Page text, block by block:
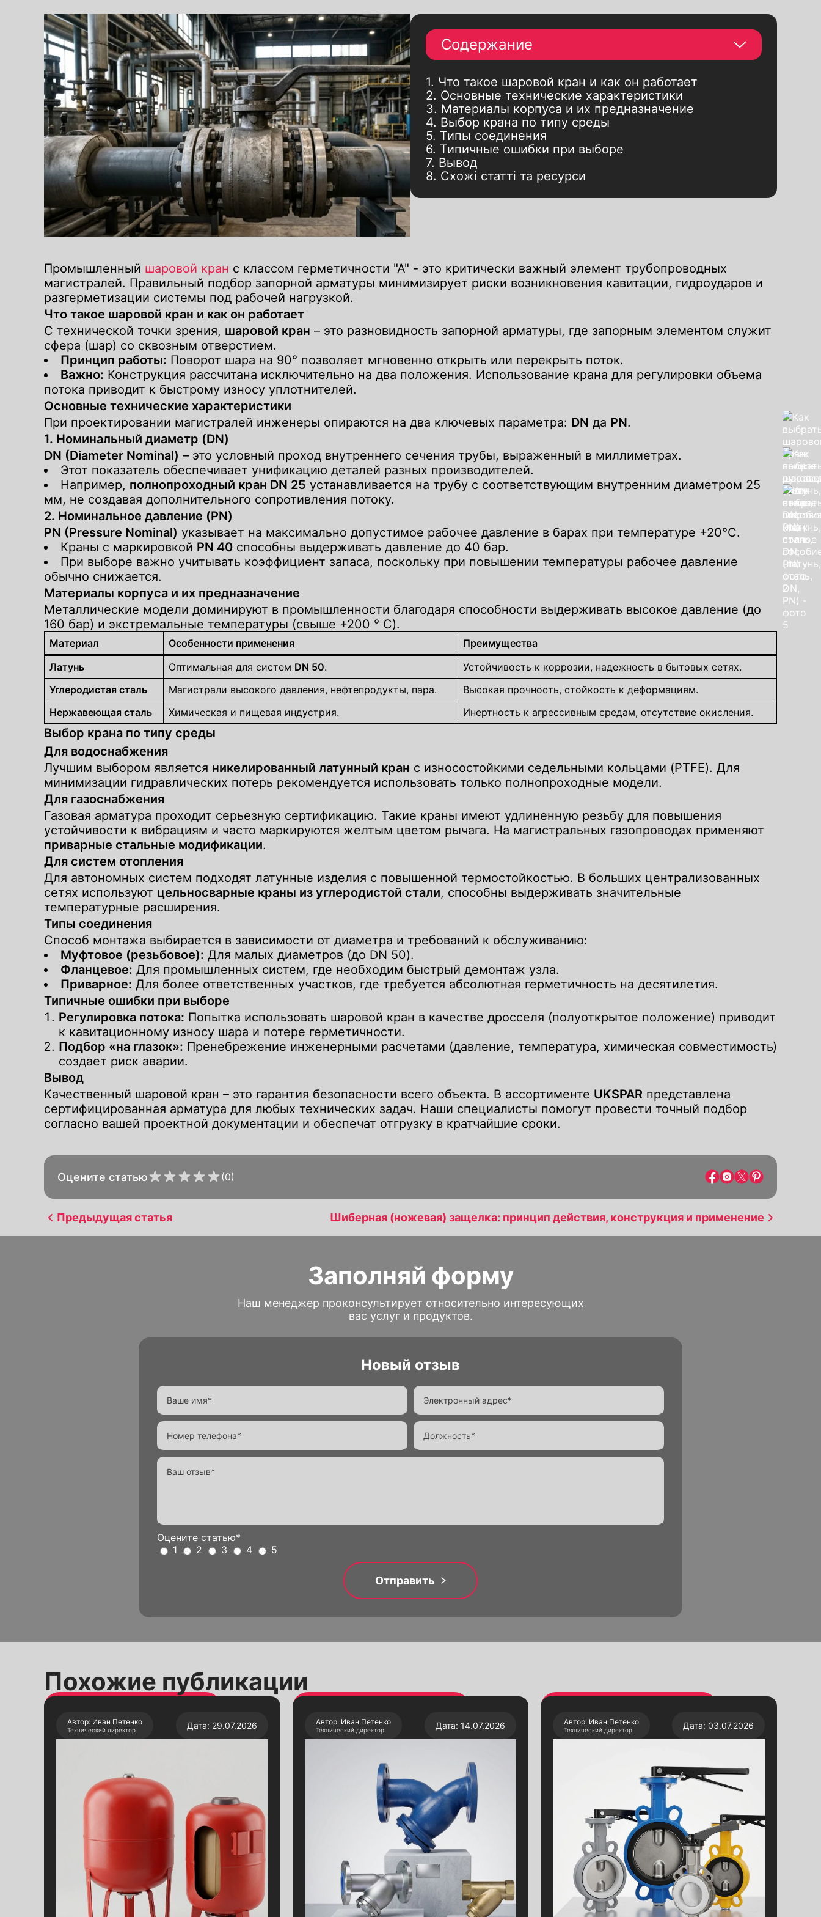
Затворы "Баттерфляй"
комплектация червячным
редуктором
Затворы "Баттерфляй" с конечными
сигнализаторами
Краны шаровые
Краны шаровые латунные
Краны шаровые комплектация
электроприводом
Пневмоприводы
Редукторы червячные
Электромагнитные клапаны
Фитинги резьбовые
Детали к трубопроводу
Фланцы
Содержание
1. Что такое шаровой кран и как он работает
2. Основные технические характеристики
3. Материалы корпуса и их предназначение
4. Выбор крана по типу среды
5. Типы соединения
6. Типичные ошибки при выборе
7. Вывод
8. Схожі статті та ресурси
Промышленный шаровой кран с классом герметичности "А" - это критически важный элемент трубопроводных
магистралей. Правильный подбор запорной арматуры минимизирует риски возникновения кавитации, гидроударов и
разгерметизации системы под рабочей нагрузкой.
Что такое шаровой кран и как он работает
С технической точки зрения, шаровой кран – это разновидность запорной арматуры, где запорным элементом служит
сфера (шар) со сквозным отверстием.
Принцип работы: Поворот шара на 90° позволяет мгновенно открыть или перекрыть поток.
Важно: Конструкция рассчитана исключительно на два положения. Использование крана для регулировки объема
потока приводит к быстрому износу уплотнителей.
Основные технические характеристики
При проектировании магистралей инженеры опираются на два ключевых параметра: DN да PN.
1. Номинальный диаметр (DN)
DN (Diameter Nominal) – это условный проход внутреннего сечения трубы, выраженный в миллиметрах.
Этот показатель обеспечивает унификацию деталей разных производителей.
Например, полнопроходный кран DN 25 устанавливается на трубу с соответствующим внутренним диаметром 25
мм, не создавая дополнительного сопротивления потоку.
2. Номинальное давление (PN)
PN (Pressure Nominal) указывает на максимально допустимое рабочее давление в барах при температуре +20°C.
Краны с маркировкой PN 40 способны выдерживать давление до 40 бар.
При выборе важно учитывать коэффициент запаса, поскольку при повышении температуры рабочее давление
обычно снижается.
Материалы корпуса и их предназначение
Металлические модели доминируют в промышленности благодаря способности выдерживать высокое давление (до
160 бар) и экстремальные температуры (свыше +200 ° C).
Материал Особенности применения
Преимущества
Латунь
Оптимальная для систем DN 50.
Устойчивость к коррозии, надежность в бытовых сетях.
Углеродистая сталь
Магистрали высокого давления, нефтепродукты, пара.
Высокая прочность, стойкость к деформациям.
Нержавеющая сталь
Химическая и пищевая индустрия. Инертность к агрессивным средам, отсутствие окисления.
Выбор крана по типу среды
Для водоснабжения
Лучшим выбором является никелированный латунный кран с износостойкими седельными кольцами (PTFE). Для
минимизации гидравлических потерь рекомендуется использовать только полнопроходные модели.
Для газоснабжения
Газовая арматура проходит серьезную сертификацию. Такие краны имеют удлиненную резьбу для повышения
устойчивости к вибрациям и часто маркируются желтым цветом рычага. На магистральных газопроводах применяют
приварные стальные модификации.
Для систем отопления
Для автономных систем подходят латунные изделия с повышенной термостойкостью. В больших централизованных
сетях используют цельносварные краны из углеродистой стали, способны выдерживать значительные
температурные расширения.
Типы соединения
Способ монтажа выбирается в зависимости от диаметра и требований к обслуживанию:
Муфтовое (резьбовое): Для малых диаметров (до DN 50).
Фланцевое: Для промышленных систем, где необходим быстрый демонтаж узла.
Приварное: Для более ответственных участков, где требуется абсолютная герметичность на десятилетия.
Типичные ошибки при выборе
Регулировка потока: Попытка использовать шаровой кран в качестве дросселя (полуоткрытое положение) приводит
к кавитационному износу шара и потере герметичности.
Подбор «на глазок»: Пренебрежение инженерными расчетами (давление, температура, химическая совместимость)
создает риск аварии.
Вывод
Качественный шаровой кран – это гарантия безопасности всего объекта. В ассортименте UKSPAR представлена
сертифицированная арматура для любых технических задач. Наши специалисты помогут провести точный подбор
согласно вашей проектной документации и обеспечат отгрузку в кратчайшие сроки.
Оцените статью (0)
Предыдущая статья Шиберная (ножевая) защелка: принцип действия, конструкция и применение
Заполняй форму
Наш менеджер проконсультирует относительно интересующих
вас услуг и продуктов.
Новый отзыв
Оцените статью*
1
2 3 4 5
Отправить
Похожие публикации
Автор: Иван Петенко
Технический директор Дата: 29.07.2026 Автор: Иван Петенко
Технический директор Дата: 14.07.2026 Автор: Иван Петенко
Технический директор Дата: 03.07.2026
Заполни форму и наш менеджер свяжется с Вами
Заполни форму и наш менеджер свяжется с Вами